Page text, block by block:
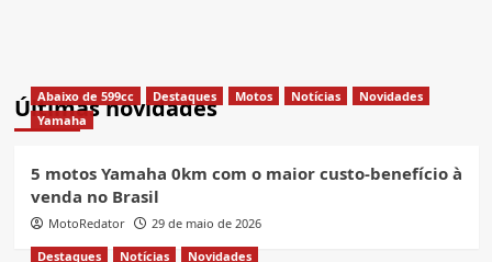
Últimas novidades
Abaixo de 599cc Destaques Motos Notícias
Novidades
Yamaha
5 motos Yamaha 0km com o maior custo-benefício à
venda no Brasil
MotoRedator
29 de maio de 2026
Destaques
Notícias Novidades